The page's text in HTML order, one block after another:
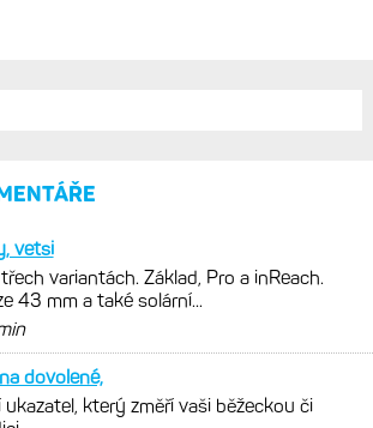
a teplotní aklimatizace: Jak
tělo přizpůsobuje vysokým
a nadmořské výšce